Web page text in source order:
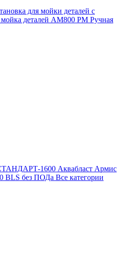
для мойки деталей с
мойка деталей АМ800 РМ Ручная
1600 Аквабласт Армис
BLS без ПОДа Все категории